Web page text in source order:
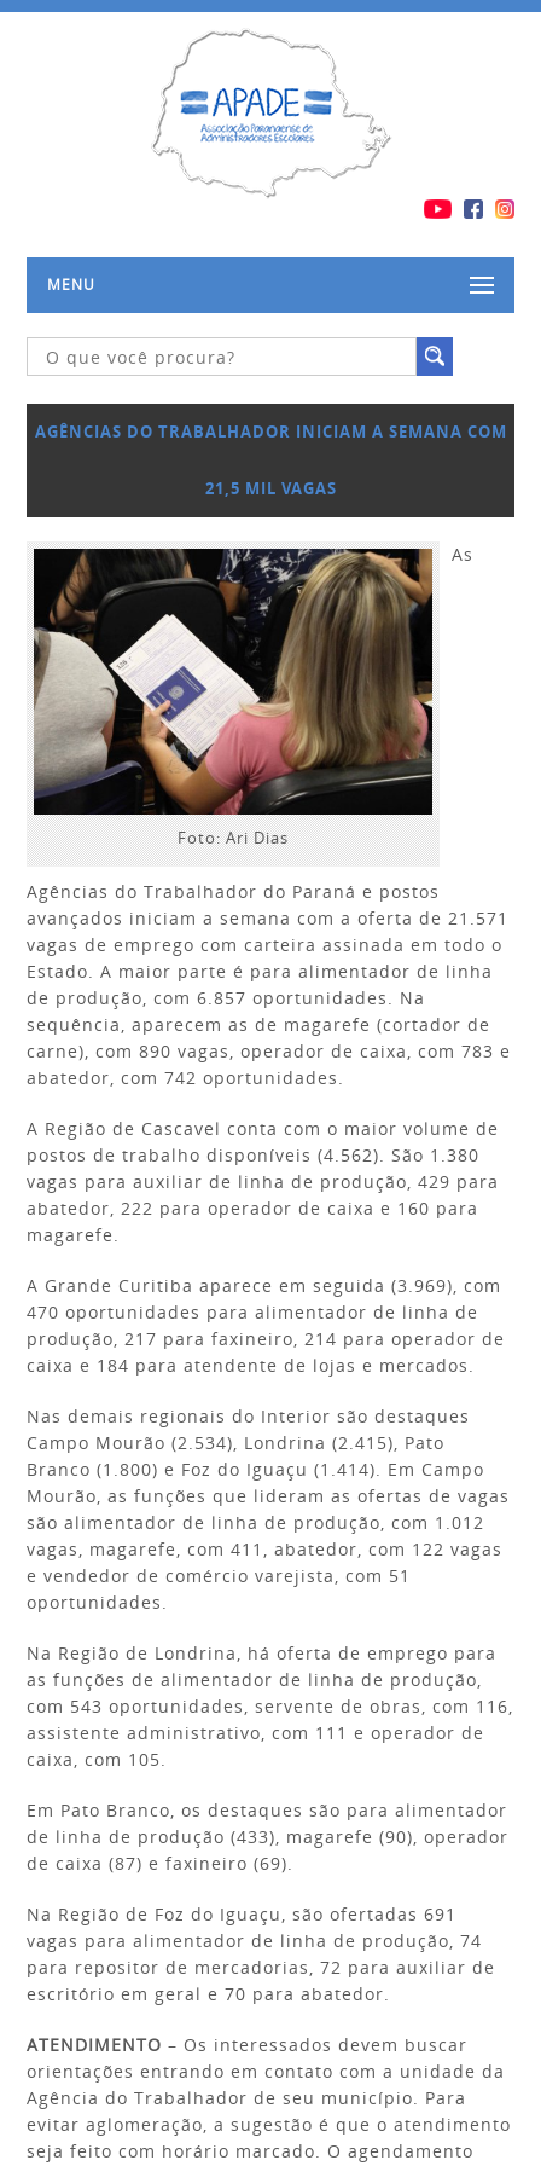
MENU
AGÊNCIAS DO TRABALHADOR INICIAM A SEMANA COM
21,5 MIL VAGAS
Foto: Ari Dias
As
Agências do Trabalhador do Paraná e postos
avançados iniciam a semana com a oferta de 21.571
vagas de emprego com carteira assinada em todo o
Estado. A maior parte é para alimentador de linha
de produção, com 6.857 oportunidades. Na
sequência, aparecem as de magarefe (cortador de
carne), com 890 vagas, operador de caixa, com 783 e
abatedor, com 742 oportunidades.
A Região de Cascavel conta com o maior volume de
postos de trabalho disponíveis (4.562). São 1.380
vagas para auxiliar de linha de produção, 429 para
abatedor, 222 para operador de caixa e 160 para
magarefe.
A Grande Curitiba aparece em seguida (3.969), com
470 oportunidades para alimentador de linha de
produção, 217 para faxineiro, 214 para operador de
caixa e 184 para atendente de lojas e mercados.
Nas demais regionais do Interior são destaques
Campo Mourão (2.534), Londrina (2.415), Pato
Branco (1.800) e Foz do Iguaçu (1.414). Em Campo
Mourão, as funções que lideram as ofertas de vagas
são alimentador de linha de produção, com 1.012
vagas, magarefe, com 411, abatedor, com 122 vagas
e vendedor de comércio varejista, com 51
oportunidades.
Na Região de Londrina, há oferta de emprego para
as funções de alimentador de linha de produção,
com 543 oportunidades, servente de obras, com 116,
assistente administrativo, com 111 e operador de
caixa, com 105.
Em Pato Branco, os destaques são para alimentador
de linha de produção (433), magarefe (90), operador
de caixa (87) e faxineiro (69).
Na Região de Foz do Iguaçu, são ofertadas 691
vagas para alimentador de linha de produção, 74
para repositor de mercadorias, 72 para auxiliar de
escritório em geral e 70 para abatedor.
ATENDIMENTO – Os interessados devem buscar
orientações entrando em contato com a unidade da
Agência do Trabalhador de seu município. Para
evitar aglomeração, a sugestão é que o atendimento
seja feito com horário marcado. O agendamento